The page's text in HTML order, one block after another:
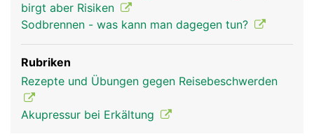
birgt aber Risiken
Sodbrennen - was kann man dagegen tun?
Rubriken
Rezepte und Übungen gegen Reisebeschwerden
Akupressur bei Erkältung